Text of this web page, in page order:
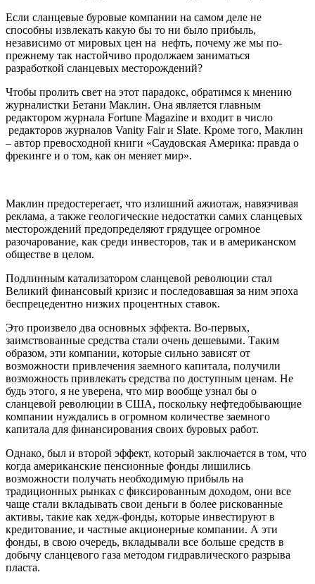
Если сланцевые буровые компании на самом деле не
способны извлекать какую бы то ни было прибыль,
независимо от мировых цен на нефть, почему же мы по-
прежнему так настойчиво продолжаем заниматься
разработкой сланцевых месторождений?
Чтобы пролить свет на этот парадокс, обратимся к мнению
журналистки Бетани Маклин. Она является главным
редактором журнала Fortune Magazine и входит в число
редакторов журналов Vanity Fair и Slate. Кроме того, Маклин
– автор превосходной книги «Саудовская Америка: правда о
фрекинге и о том, как он меняет мир».
Маклин предостерегает, что излишний ажиотаж, навязчивая
реклама, а также геологические недостатки самих сланцевых
месторождений предопределяют грядущее огромное
разочарование, как среди инвесторов, так и в американском
обществе в целом.
Подлинным катализатором сланцевой революции стал
Великий финансовый кризис и последовавшая за ним эпоха
беспрецедентно низких процентных ставок.
Это произвело два основных эффекта. Во-первых,
заимствованные средства стали очень дешевыми. Таким
образом, эти компании, которые сильно зависят от
возможности привлечения заемного капитала, получили
возможность привлекать средства по доступным ценам. Не
будь этого, я не уверена, что мир вообще узнал бы о
сланцевой революции в США, поскольку нефтедобывающие
компании нуждались в огромном количестве заемного
капитала для финансирования своих буровых работ.
Однако, был и второй эффект, который заключается в том, что
когда американские пенсионные фонды лишились
возможности получать необходимую прибыль на
традиционных рынках с фиксированным доходом, они все
чаще стали вкладывать свои деньги в более рискованные
активы, такие как хедж-фонды, которые инвестируют в
кредитование, и частные акционерные компании. А эти
фонды, в свою очередь, вкладывали все больше средств в
добычу сланцевого газа методом гидравлического разрыва
пласта.